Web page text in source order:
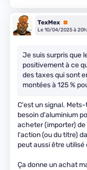
TexMex Premium
Le 10/04/2025 à
Je suis surpris que
positivement à ce
des taxes qui sont
montées à 125 %
C'est un signal.
besoin d'aluminium
acheter (importer)
l'action (ou du titre)
peut aussi être utilisé
Ça donne un achat